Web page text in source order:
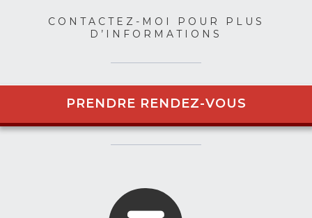
CONTACTEZ-MOI POUR PLUS
D’INFORMATIONS
PRENDRE RENDEZ-VOUS